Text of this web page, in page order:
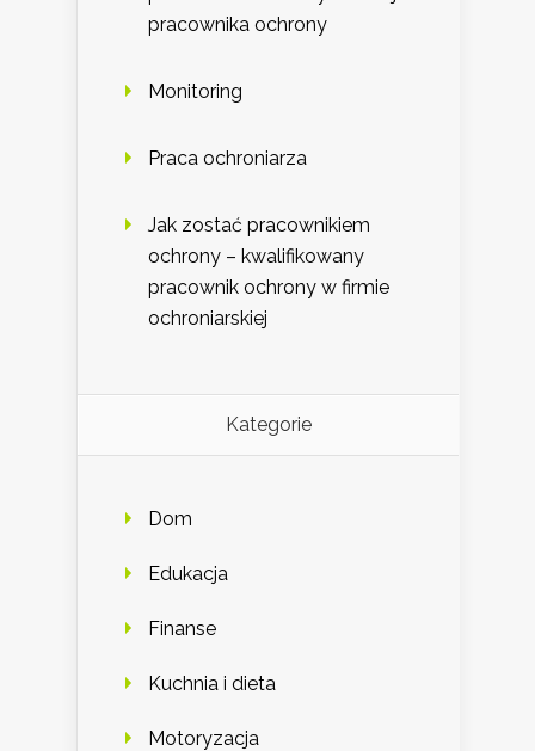
pracownika ochrony
Monitoring
Praca ochroniarza
Jak zostać pracownikiem
ochrony – kwalifikowany
pracownik ochrony w firmie
ochroniarskiej
Kategorie
Dom
Edukacja
Finanse
Kuchnia i dieta
Motoryzacja